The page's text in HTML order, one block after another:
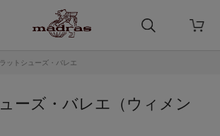
ットシューズ・バレエ
ーズ・バレエ（ウィメン